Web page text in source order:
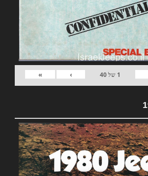
1 של40
›
»